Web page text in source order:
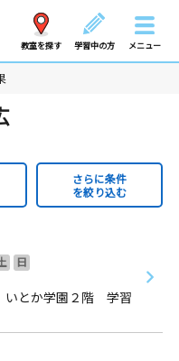
教室を探す 学習中の方 メニュー
さらに条件
を絞り込む
日
いとか学園２階 学習